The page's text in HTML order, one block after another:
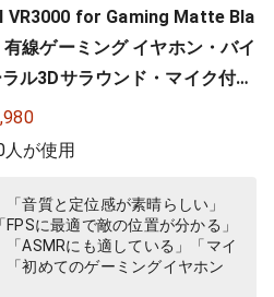
VR3000 for Gaming Matte Bla
線ゲーミング イヤホン・バイ
ル3Dサラウンド・マイク付き
ーム/VR/バイノーラル/ASMR /
ーディオ推奨】
人が使用
「音質と定位感が素晴らしい」
に最適で敵の位置が分かる」
「ASMRにも適している」「マイ
初めてのゲーミングイヤホン